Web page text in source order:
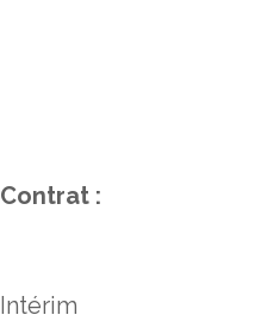
Contrat :
Intérim